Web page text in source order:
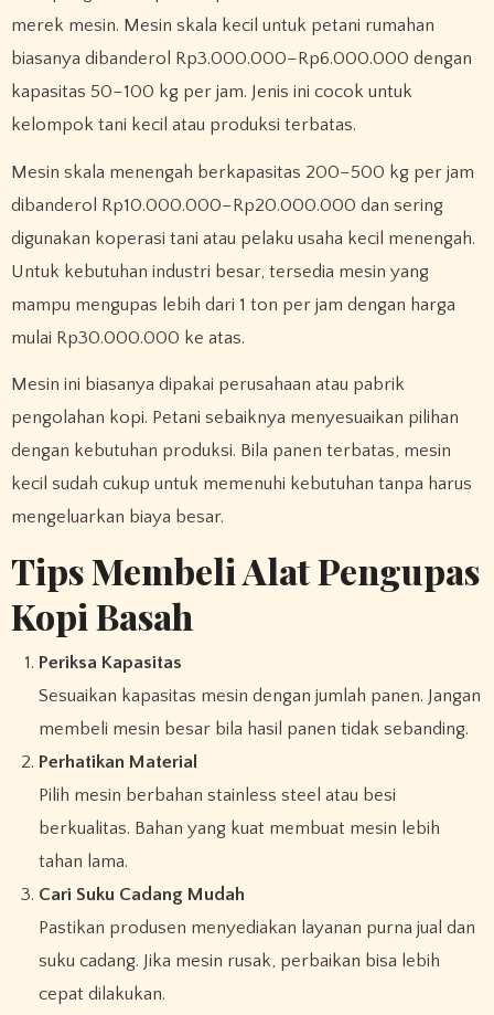
merek mesin. Mesin skala kecil untuk petani rumahan
biasanya dibanderol Rp3.000.000–Rp6.000.000 dengan
kapasitas 50–100 kg per jam. Jenis ini cocok untuk
kelompok tani kecil atau produksi terbatas.
Mesin skala menengah berkapasitas 200–500 kg per jam
dibanderol Rp10.000.000–Rp20.000.000 dan sering
digunakan koperasi tani atau pelaku usaha kecil menengah.
Untuk kebutuhan industri besar, tersedia mesin yang
mampu mengupas lebih dari 1 ton per jam dengan harga
mulai Rp30.000.000 ke atas.
Mesin ini biasanya dipakai perusahaan atau pabrik
pengolahan kopi. Petani sebaiknya menyesuaikan pilihan
dengan kebutuhan produksi. Bila panen terbatas, mesin
kecil sudah cukup untuk memenuhi kebutuhan tanpa harus
mengeluarkan biaya besar.
Tips Membeli Alat Pengupas
Kopi Basah
Periksa Kapasitas
Sesuaikan kapasitas mesin dengan jumlah panen. Jangan
membeli mesin besar bila hasil panen tidak sebanding.
Perhatikan Material
Pilih mesin berbahan stainless steel atau besi
berkualitas. Bahan yang kuat membuat mesin lebih
tahan lama.
Cari Suku Cadang Mudah
Pastikan produsen menyediakan layanan purna jual dan
suku cadang. Jika mesin rusak, perbaikan bisa lebih
cepat dilakukan.